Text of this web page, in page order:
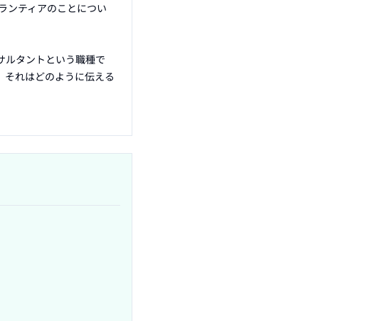
ンティアのことについ
ルタントという職種で
れはどのように伝える